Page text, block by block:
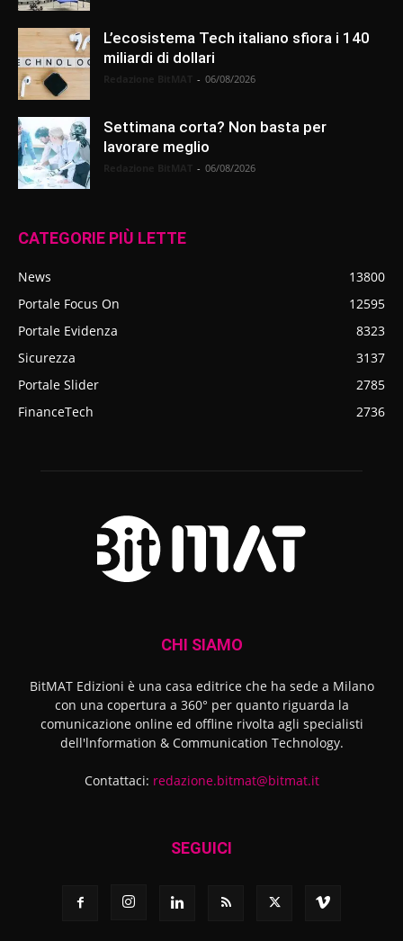
L’ecosistema Tech italiano sfiora i 140
miliardi di dollari
- 06/08/2026
Settimana corta? Non basta per
lavorare meglio
- 06/08/2026
CATEGORIE PIÙ LETTE
News
13800
Portale Focus On
12595
Portale Evidenza
8323
Sicurezza
3137
Portale Slider
2785
FinanceTech
2736
CHI SIAMO
BitMAT Edizioni è una casa editrice che ha sede a Milano
con una copertura a 360° per quanto riguarda la
comunicazione online ed offline rivolta agli specialisti
dell'lnformation & Communication Technology.
Contattaci: redazione.bitmat@bitmat.it
SEGUICI